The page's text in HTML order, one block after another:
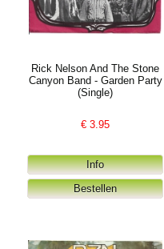
Rick Nelson And The Stone
Canyon Band - Garden Party
(Single)
€3.95